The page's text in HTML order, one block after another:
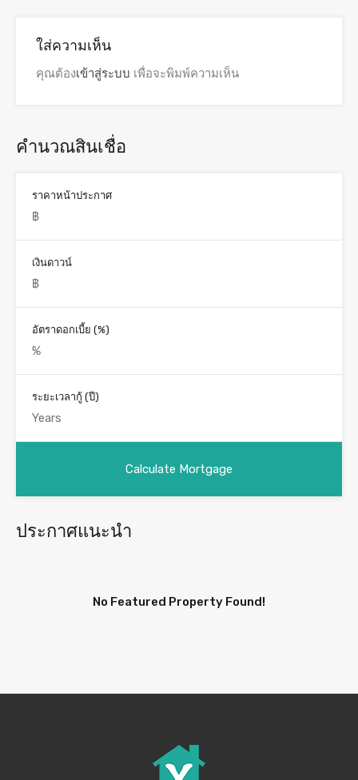
ใส่ความเห็น
คุณต้องเข้าสู่ระบบ เพื่อจะพิมพ์ความเห็น
คำนวณสินเชื่อ
ราคาหน้าประกาศ
เงินดาวน์
อัตราดอกเบี้ย (%)
ระยะเวลากู้ (ปี)
ประกาศแนะนำ
No Featured Property Found!